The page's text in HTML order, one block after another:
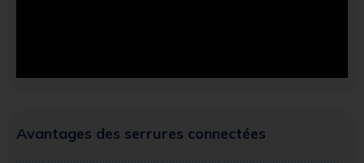
Avantages des serrures connectées